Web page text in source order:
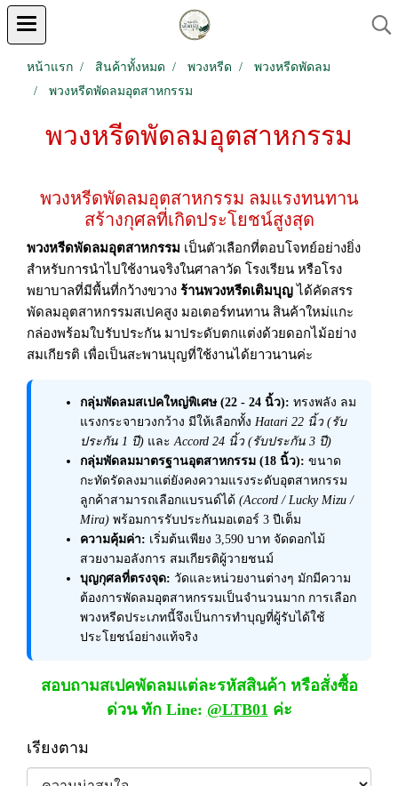
หน้าแรก สินค้าทั้งหมด พวงหรีด
พวงหรีดพัดลม
พวงหรีดพัดลมอุตสาหกรรม
พวงหรีดพัดลมอุตสาหกรรม
พวงหรีดพัดลมอุตสาหกรรม ลมแรงทนทาน
สร้างกุศลที่เกิดประโยชน์สูงสุด
พวงหรีดพัดลมอุตสาหกรรม เป็นตัวเลือกที่ตอบโจทย์อย่างยิ่ง
สำหรับการนำไปใช้งานจริงในศาลาวัด โรงเรียน หรือโรง
พยาบาลที่มีพื้นที่กว้างขวาง ร้านพวงหรีดเติมบุญ ได้คัดสรร
พัดลมอุตสาหกรรมสเปคสูง มอเตอร์ทนทาน สินค้าใหม่แกะ
กล่องพร้อมใบรับประกัน มาประดับตกแต่งด้วยดอกไม้อย่าง
สมเกียรติ เพื่อเป็นสะพานบุญที่ใช้งานได้ยาวนานค่ะ
กลุ่มพัดลมสเปคใหญ่พิเศษ (22 - 24 นิ้ว): ทรงพลัง ลม
แรงกระจายวงกว้าง มีให้เลือกทั้ง Hatari 22 นิ้ว (รับ
ประกัน 1 ปี) และAccord 24 นิ้ว (รับประกัน 3 ปี)
กลุ่มพัดลมมาตรฐานอุตสาหกรรม (18 นิ้ว): ขนาด
กะทัดรัดลงมาแต่ยังคงความแรงระดับอุตสาหกรรม
ลูกค้าสามารถเลือกแบรนด์ได้ (Accord / Lucky Mizu /
Mira) พร้อมการรับประกันมอเตอร์ 3 ปีเต็ม
ความคุ้มค่า: เริ่มต้นเพียง 3,590 บาท จัดดอกไม้
สวยงามอลังการ สมเกียรติผู้วายชนม์
บุญกุศลที่ตรงจุด: วัดและหน่วยงานต่างๆ มักมีความ
ต้องการพัดลมอุตสาหกรรมเป็นจำนวนมาก การเลือก
พวงหรีดประเภทนี้จึงเป็นการทำบุญที่ผู้รับได้ใช้
ประโยชน์อย่างแท้จริง
สอบถามสเปคพัดลมแต่ละรหัสสินค้า หรือสั่งซื้อ
ด่วน ทัก Line: @LTB01 ค่ะ
เรียงตาม